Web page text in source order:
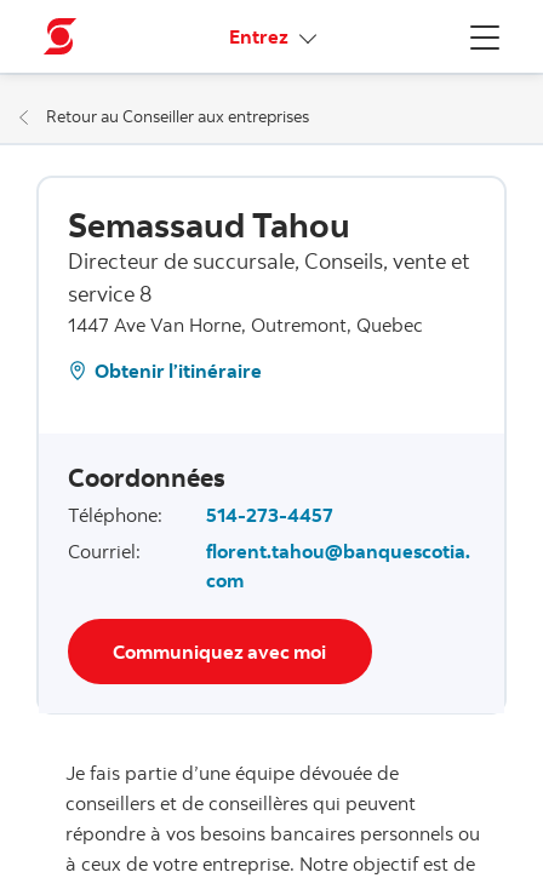
Menu
Entrez Liens connexes
Retour au Conseiller aux entreprises
Semassaud Tahou
Directeur de succursale, Conseils, vente et
service 8
1447 Ave Van Horne, Outremont, Quebec
Obtenir l’itinéraire
Coordonnées
Téléphone:
514-273-4457
Courriel:
florent.tahou@banquescotia.
com
Communiquez avec moi
Je fais partie d’une équipe dévouée de
conseillers et de conseillères qui peuvent
répondre à vos besoins bancaires personnels ou
à ceux de votre entreprise. Notre objectif est de